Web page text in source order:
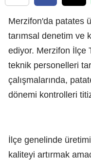
Merzifon'da patates
tarımsal denetim ve
ediyor. Merzifon İlçe
teknik personelleri
çalışmalarında,
dönemi kontrolleri
İlçe genelinde
kaliteyi artırmak